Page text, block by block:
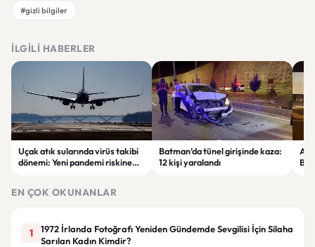
#gizli bilgiler
İLGILI HABERLER
Uçak atık sularında virüs takibi
dönemi: Yeni pandemi riskine
Batman’da tünel girişinde kaza:
12 kişi yaralandı
EN ÇOK OKUNANLAR
1
1972 İrlanda Fotoğrafı Yeniden Gündemde Sevgilisi İçin Silaha
Sarılan Kadın Kimdir?